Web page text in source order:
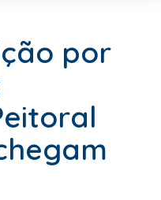
por